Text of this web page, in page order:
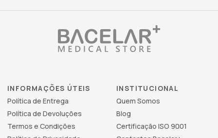
INFORMAÇÕES ÚTEIS
Política de Entrega
Política de Devoluções
Termos e Condições
INSTITUCIONAL
Quem Somos
Blog
Certificação ISO 9001